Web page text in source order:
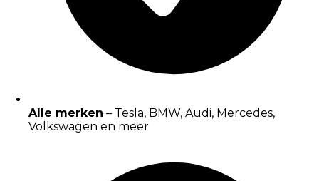
Alle merken – Tesla, BMW, Audi, Mercedes,
Volkswagen en meer